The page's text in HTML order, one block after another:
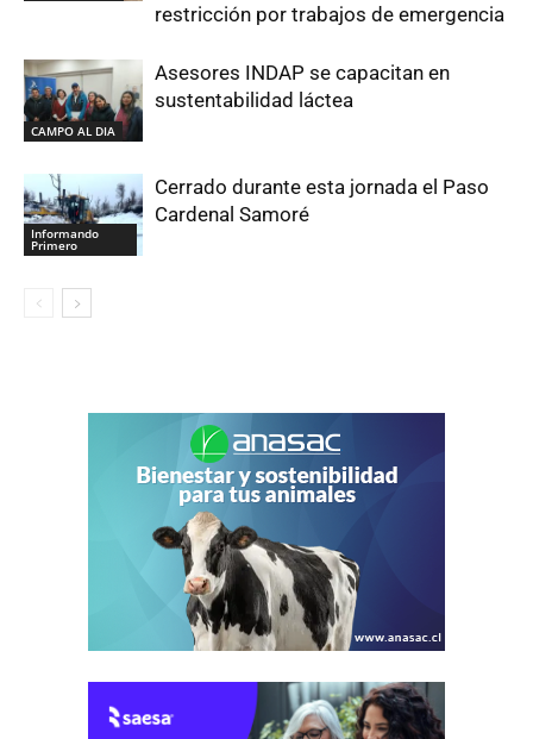
restricción por trabajos de emergencia
CAMPO AL DIA
Asesores INDAP se capacitan en
sustentabilidad láctea
Informando
Primero
Cerrado durante esta jornada el Paso
Cardenal Samoré